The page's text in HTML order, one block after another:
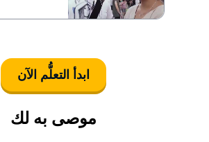
ابدأ التعلُّم الآن
موصى به لك